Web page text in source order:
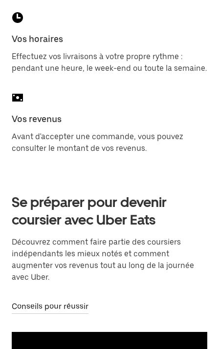
Vos horaires
Effectuez vos livraisons à votre propre rythme :
pendant une heure, le week-end ou toute la semaine.
Vos revenus
Avant d'accepter une commande, vous pouvez
consulter le montant de vos revenus.
Se préparer pour devenir
coursier avec Uber Eats
Découvrez comment faire partie des coursiers
indépendants les mieux notés et comment
augmenter vos revenus tout au long de la journée
avec Uber.
Conseils pour réussir